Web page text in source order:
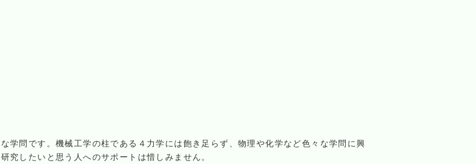
学問です。機械工学の柱である４力学には飽き足らず、物理や化学など色々な学問に興
究したいと思う人へのサポートは惜しみません。